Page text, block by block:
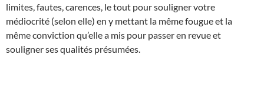
limites, fautes, carences, le tout pour souligner votre
médiocrité (selon elle) en y mettant la même fougue et la
même conviction qu’elle a mis pour passer en revue et
souligner ses qualités présumées.